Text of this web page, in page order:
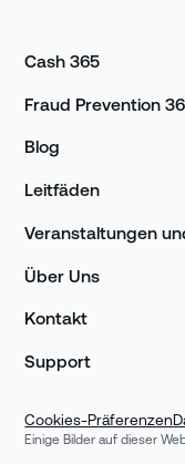
Cash 365
Fraud Prevention
Blog
Leitfäden
Veranstaltungen
Über Uns
Kontakt
Support
Cookies-Präferenzen
Einige Bilder auf dieser